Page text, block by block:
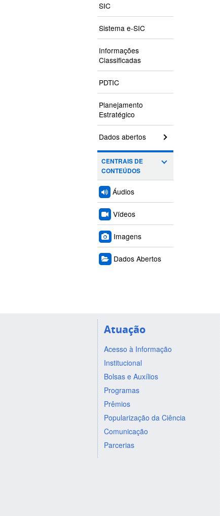
SIC
Sistema e-SIC
Informações
Classificadas
PDTIC
Planejamento
Estratégico
Dados abertos
CENTRAIS DE
CONTEÚDOS
Áudios
Vídeos
Imagens
Dados Abertos
Atuação
Acesso à Informação
Institucional
Bolsas e Auxílios
Programas
Prêmios
Popularização da Ciência
Comunicação
Parcerias